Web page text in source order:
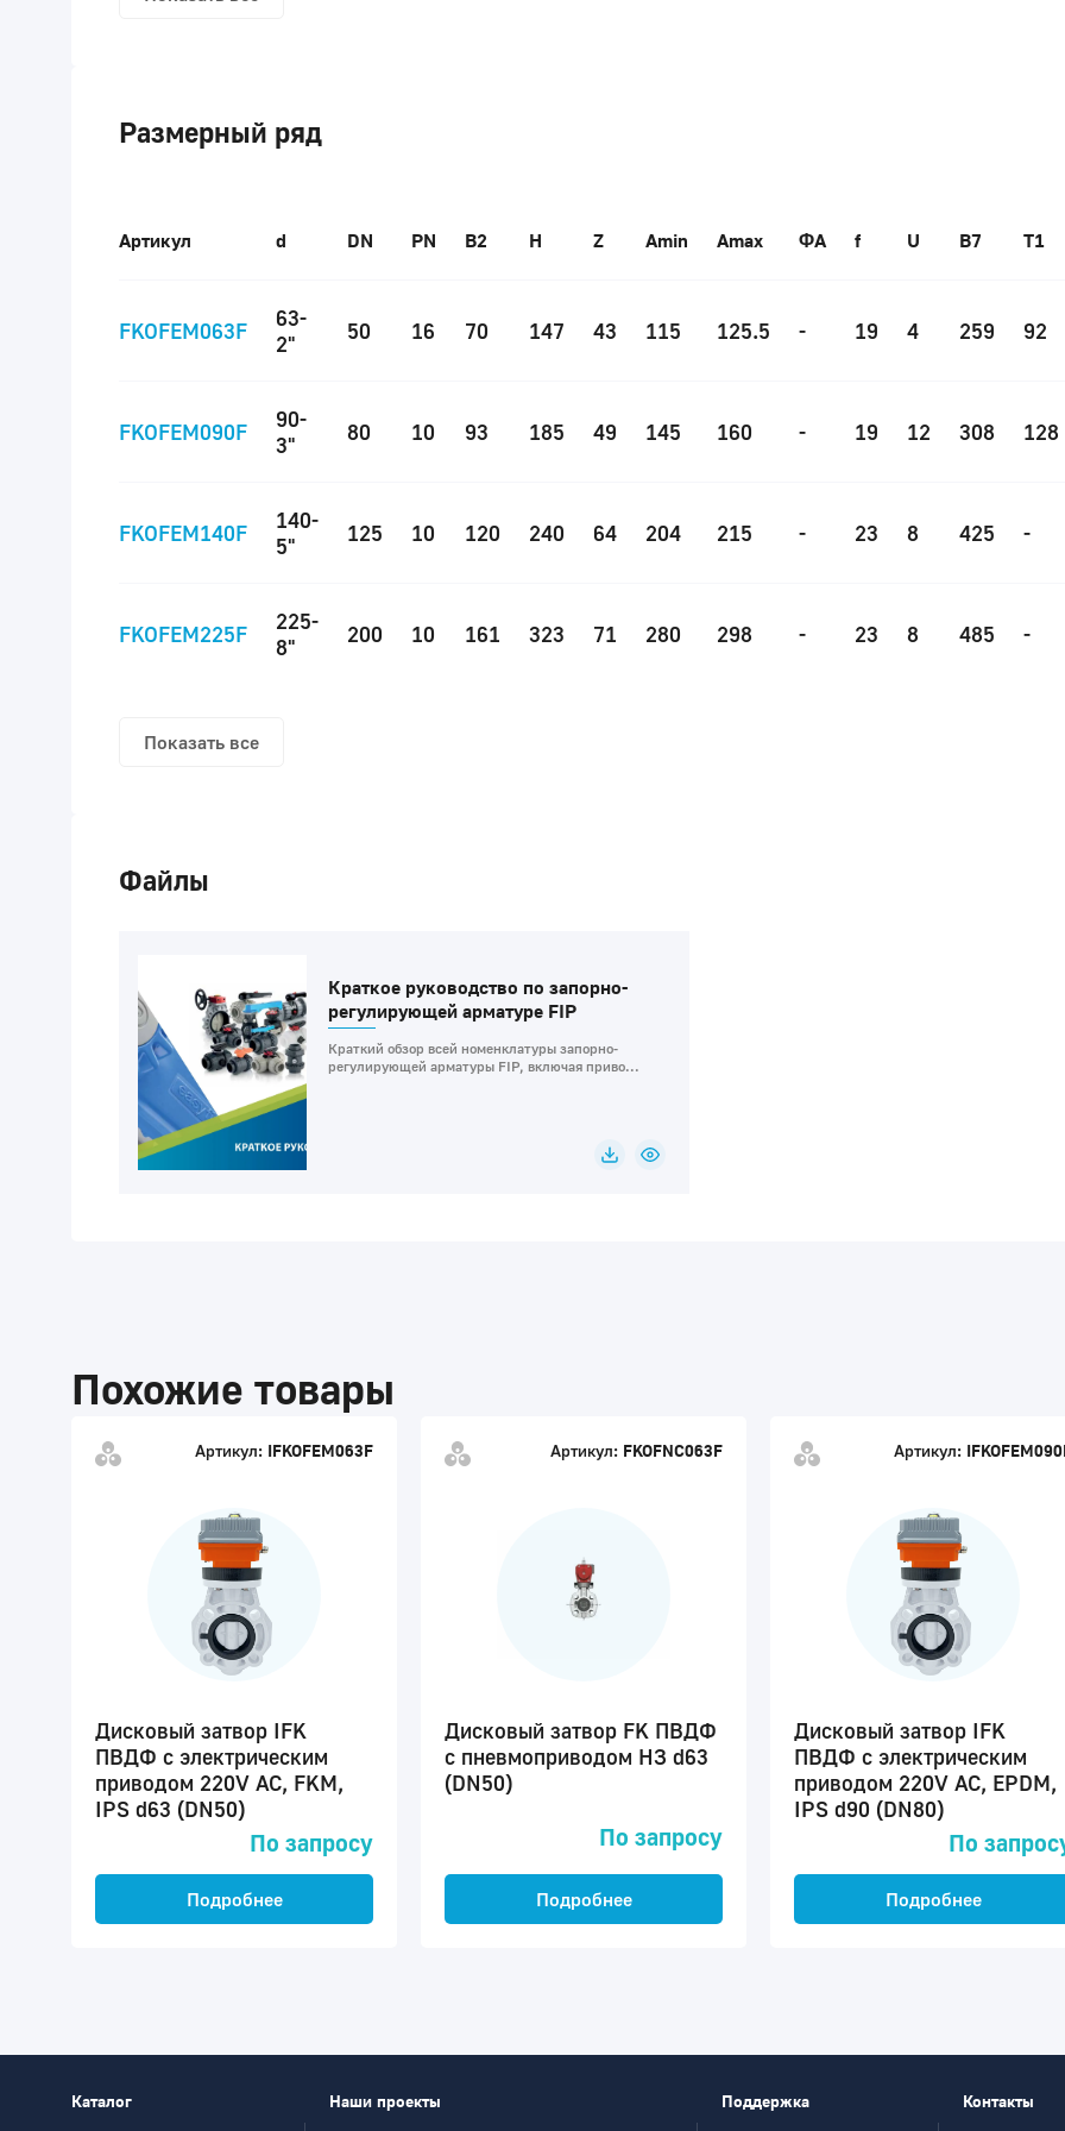
Размерный ряд
Артикул d DN PN B2 H Z Amin Amax ΦA f U B7 T1
FKOFEM063F
63-
2"
50 16 70 147 43 115 125.5 - 19 4 259 92
FKOFEM090F
90-
3"
80 10 93 185 49 145 160 - 19 12 308 128
FKOFEM140F
140-
5"
125 10 120 240 64 204 215 - 23 8 425 -
FKOFEM225F
225-
8"
200 10 161 323 71 280 298 - 23 8 485 -
Показать все
Файлы
Краткое руководство по запорно-
регулирующей арматуре FIP
Краткий обзор всей номенклатуры запорно-
регулирующей арматуры FIP, включая приво...
Похожие товары
Артикул: IFKOFEM063F
Дисковый затвор IFK
ПВДФ с электрическим
приводом 220V AC, FKM,
IPS d63 (DN50)
По запросу
Подробнее
Артикул: FKOFNC063F
Дисковый затвор FK ПВДФ
с пневмоприводом НЗ d63
(DN50)
По запросу
Подробнее
Артикул:
Дисковый затвор IFK
ПВДФ с электрическим
приводом 220V AC, EPDM,
IPS d90 (DN80)
По
Подробнее
Каталог Наши проекты Поддержка Контакты